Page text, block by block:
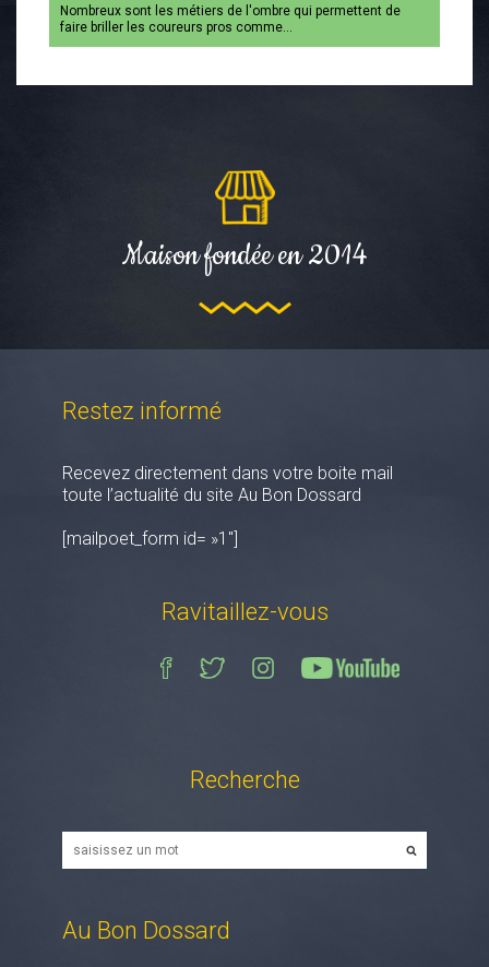
Nombreux sont les métiers de l'ombre qui permettent de
faire briller les coureurs pros comme…
Maison fondée en 2014
Restez informé
Recevez directement dans votre boite mail
toute l’actualité du site Au Bon Dossard
[mailpoet_form id= »1″]
Ravitaillez-vous
Recherche
Au Bon Dossard